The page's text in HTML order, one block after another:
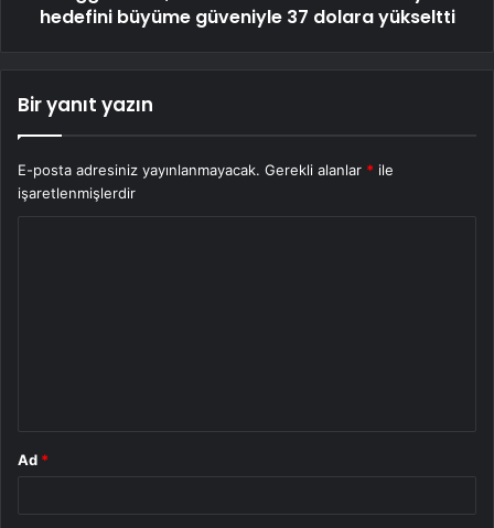
hedefini büyüme güveniyle 37 dolara yükseltti
Bir yanıt yazın
E-posta adresiniz yayınlanmayacak. Gerekli alanlar * ile
işaretlenmişlerdir
Ad *